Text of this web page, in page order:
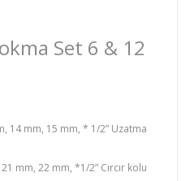
Set 6 & 12
14 mm, 15 mm, * 1/2” Uzatma
mm, 22 mm, *1/2” Cırcır kolu